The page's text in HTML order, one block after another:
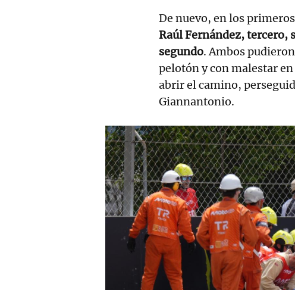
De nuevo, en los
Raúl Fernández, tercero,
segundo. Ambos
pelotón y con malestar
abrir el camino,
Giannantonio.